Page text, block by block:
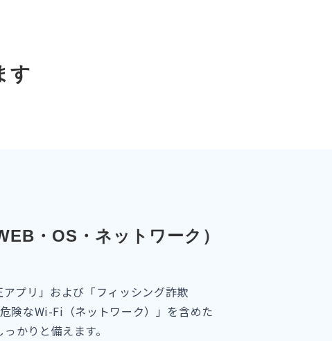
す
・OS・ネットワーク）
プリ」および「フィッシング詐欺
険なWi-Fi（ネットワーク）」を含めた
かりと備えます。